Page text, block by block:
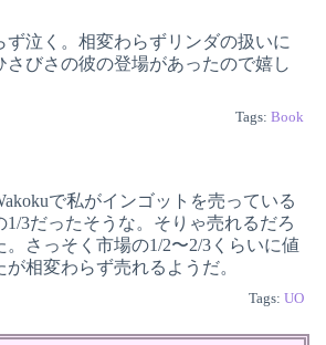
ず泣く。相変わらずリンダの扱いに
さびさの彼の登場があったので嬉し
Tags:Book
で私がインゴットを売っている
1/3だったそうな。そりゃ売れるだろ
。さっそく市場の1/2〜2/3くらいに値
が相変わらず売れるようだ。
Tags:UO